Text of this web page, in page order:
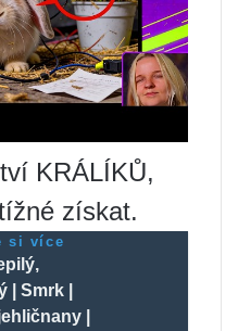
KRÁLÍKŮ,
získat.
si více
| Smrk |
|